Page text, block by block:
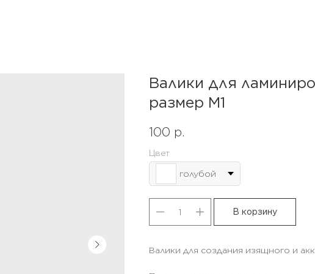
Валики для
размер M1
100 р.
Цвет
голубой
В корзину
Валики для создания изящного и